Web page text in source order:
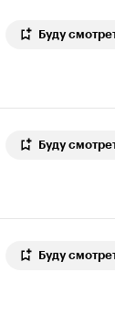
Буду
Буду
Буду